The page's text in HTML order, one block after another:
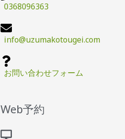
0368096363
info@uzumakotougei.com
お問い合わせフォーム
Web予約